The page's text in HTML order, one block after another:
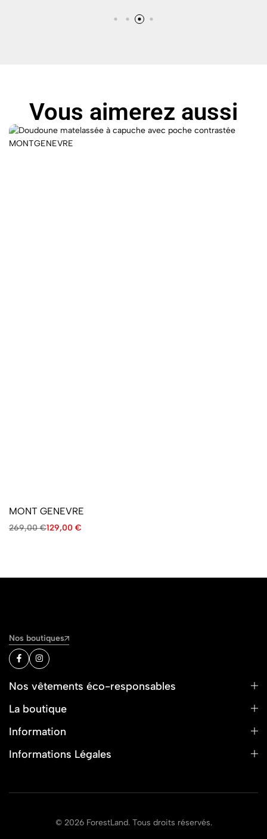
Vous aimerez aussi
MONT GENEVRE
269,00€129,00 €
Nos boutiques
Nos vêtements éco-responsables
La boutique
Information
Informations Légales
© 2026 ForestLand. Tous droits réservés.